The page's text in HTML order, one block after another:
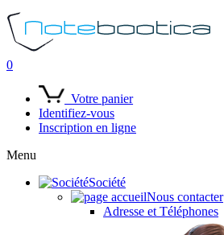
0
Votre panier
Identifiez-vous
Inscription en ligne
Menu
Société
Nous contacter
Adresse et Téléphones